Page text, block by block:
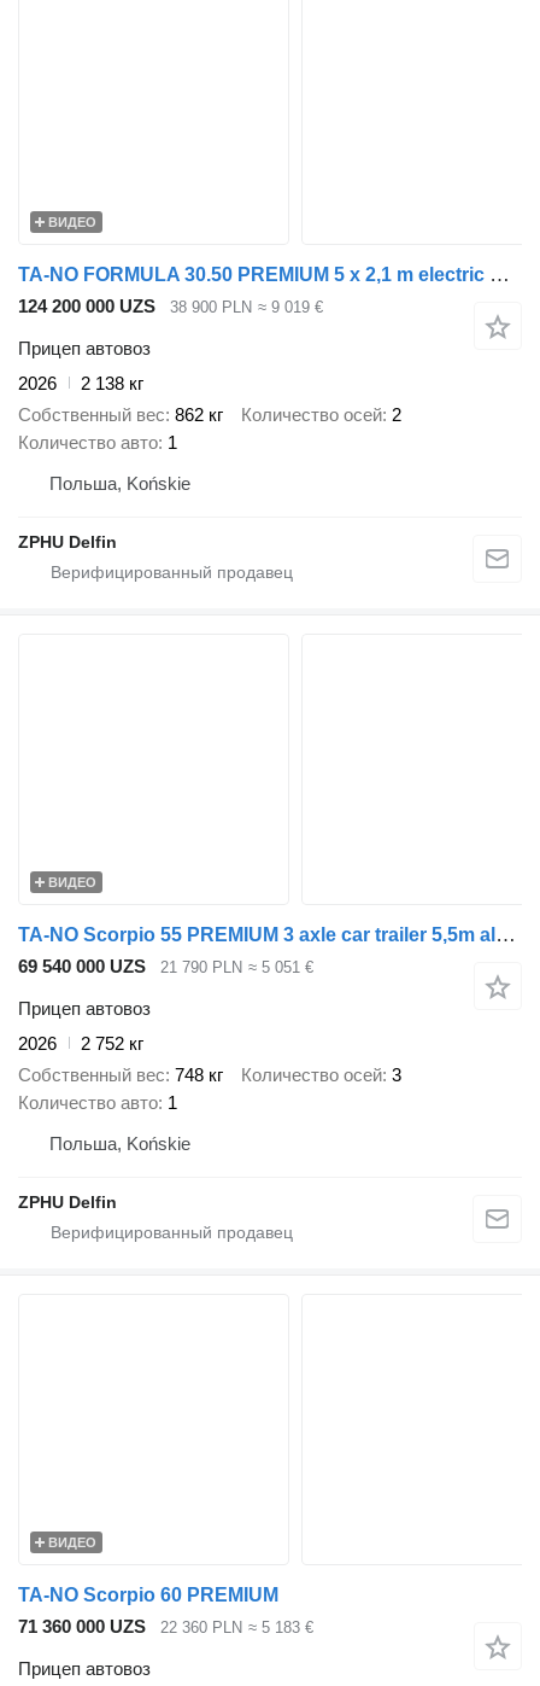
ВИДЕО
TA-NO FORMULA 30.50 PREMIUM 5 x 2,1 m electric winch and electric lift
124 200 000 UZS 38 900 PLN ≈ 9 019 €
Прицеп автовоз
2026
2 138 кг
Собственный вес 862 кг Количество осей 2
Количество авто 1
Польша, Końskie
ZPHU Delfin
ВИДЕО
TA-NO Scorpio 55 PREMIUM 3 axle car trailer 5,5m alu floor 3500kg GVW
69 540 000 UZS 21 790 PLN ≈ 5 051 €
Прицеп автовоз
2026
2 752 кг
Собственный вес 748 кг Количество осей 3
Количество авто 1
Польша, Końskie
ZPHU Delfin
ВИДЕО
TA-NO Scorpio 60 PREMIUM
71 360 000 UZS
22 360 PLN ≈ 5 183 €
Прицеп автовоз